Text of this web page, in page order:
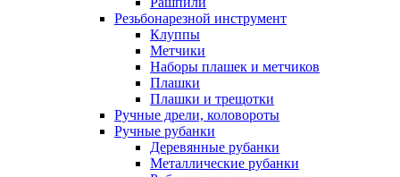
Резьбонарезной инструмент
Клуппы
Метчики
Наборы плашек и метчиков
Плашки
Плашки и трещотки
Ручные дрели, коловороты
Ручные рубанки
Деревянные рубанки
Металлические рубанки